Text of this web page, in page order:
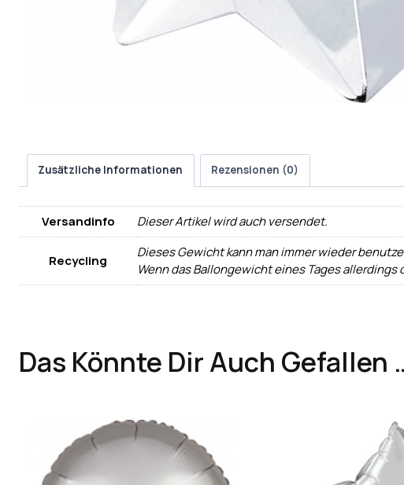
Zusätzliche Informationen Rezensionen (0)
Versandinfo Dieser Artikel wird auch versendet.
Recycling
Dieses Gewicht kann man immer wieder
Wenn das Ballongewicht eines Tages
Das Könnte Dir Auch Gefallen